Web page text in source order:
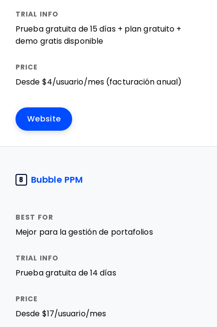
Prueba gratuita de 15 días + plan gratuito +
demo gratis disponible
Desde $4/usuario/mes (facturación anual)
Website
8 Bubble PPM
Mejor para la gestión de portafolios
Prueba gratuita de 14 días
Desde $17/usuario/mes